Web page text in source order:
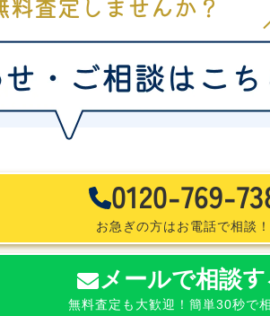
0120-769-
お急ぎの方はお電話で相談
メールで相談
無料査定も大歓迎！簡単30秒で